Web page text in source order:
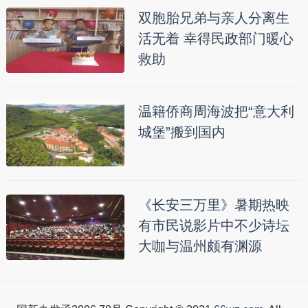
双胞胎兄弟与亲人分离生
活无着 幸得民政部门暖心
救助
温籍侨商周海波把“意大利
城堡”搬到国内
《长安三万里》暑期热映
有市民说影片中不少诗坛
大咖与温州颇有渊源